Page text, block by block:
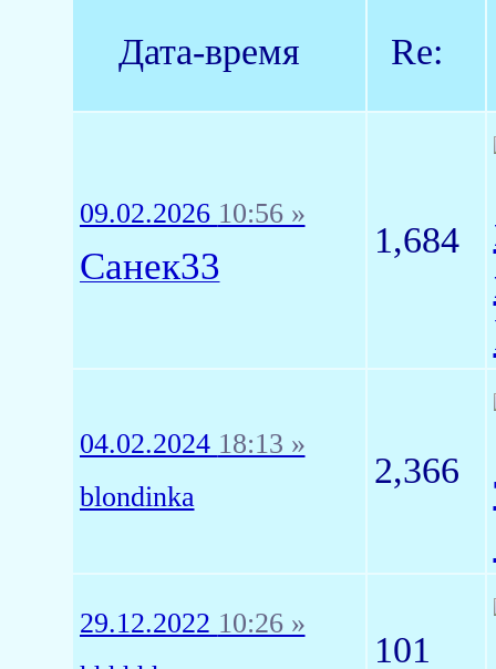
Дата-время Re:
09.02.2026 10:56 »
Санек33
1,684
04.02.2024 18:13 »
blondinka
2,366
29.12.2022 10:26 »
101